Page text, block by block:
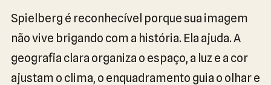
Spielberg é reconhecível porque sua imagem
não vive brigando com a história. Ela ajuda. A
geografia clara organiza o espaço, a luz e a cor
ajustam o clima, o enquadramento guia o olhar e